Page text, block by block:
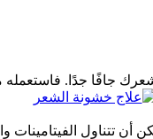
جافًا جدًا. فاستعمله
تتناول الفيتامينات